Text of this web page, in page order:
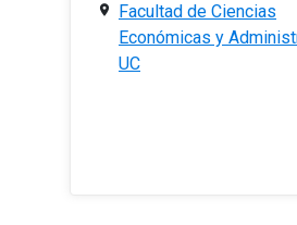
Facultad de Ciencias
Económicas y
UC